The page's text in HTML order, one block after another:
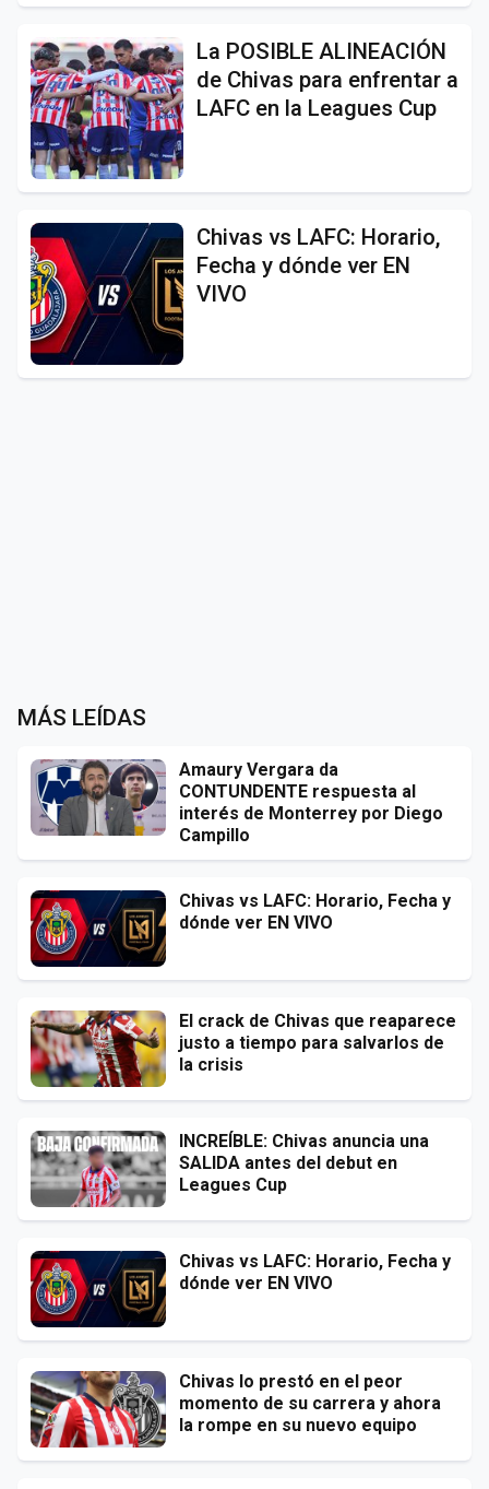
La POSIBLE ALINEACIÓN
de Chivas para enfrentar a
LAFC en la Leagues Cup
Chivas vs LAFC: Horario,
Fecha y dónde ver EN
VIVO
MÁS LEÍDAS
Amaury Vergara da
CONTUNDENTE respuesta al
interés de Monterrey por Diego
Campillo
Chivas vs LAFC: Horario, Fecha y
dónde ver EN VIVO
El crack de Chivas que reaparece
justo a tiempo para salvarlos de
la crisis
INCREÍBLE: Chivas anuncia una
SALIDA antes del debut en
Leagues Cup
Chivas vs LAFC: Horario, Fecha y
dónde ver EN VIVO
Chivas lo prestó en el peor
momento de su carrera y ahora
la rompe en su nuevo equipo